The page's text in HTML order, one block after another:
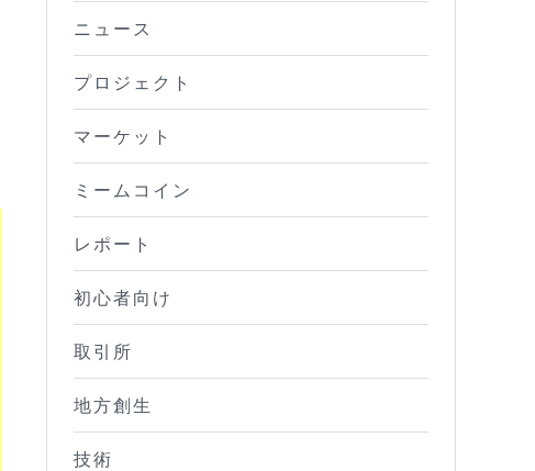
ニュース
プロジェクト
マーケット
ミームコイン
レポート
初心者向け
取引所
地方創生
技術